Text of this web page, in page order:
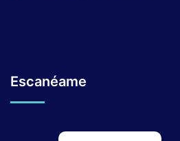
Escanéame